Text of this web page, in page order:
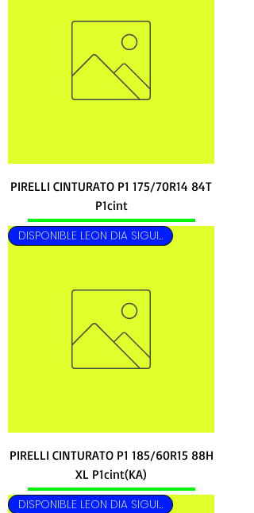
PIRELLI CINTURATO P1 175/70R14 84T
P1cint
DISPONIBLE LEON DIA SIGUIENTE
PIRELLI CINTURATO P1 185/60R15 88H
XL P1cint(KA)
DISPONIBLE LEON DIA SIGUIENTE